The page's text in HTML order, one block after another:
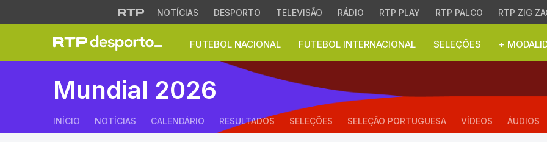
NOTÍCIAS DESPORTO TELEVISÃO RÁDIO RTP PLAY RTP PALCO RTP ZIG
FUTEBOL NACIONAL FUTEBOL INTERNACIONAL SELEÇÕES +
Mundial2026: Itália cai perante invicta
Mundial 2026
INÍCIO NOTÍCIAS CALENDÁRIO RESULTADOS SELEÇÕES SELEÇÃO PORTUGUESA VÍDEOS ÁUDIOS